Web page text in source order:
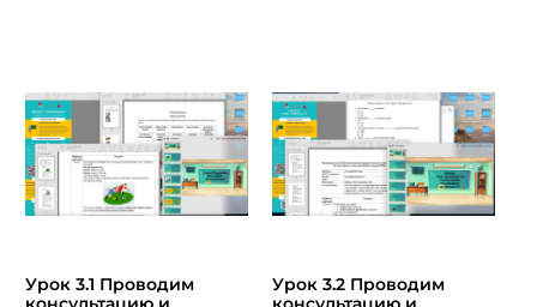
Урок 3.1 Проводим
Урок 3.2 Проводим